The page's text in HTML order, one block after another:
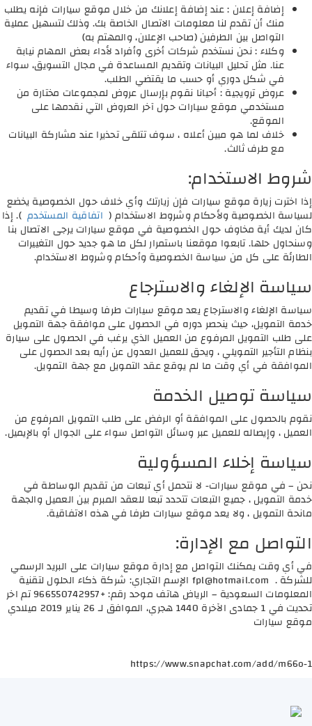
إضافة إعلان : عند إضافة إعلانك من خلال موقع سيارات فإنه يطلب
منك أن تقدم لنا معلومات الاتصال الخاصة بك. وذلك لتسهيل عملية
التواصل بين الطرفين (صاحب الإعلان، والمهتم به)
وكلاء : نحن نستخدم شركات أخرى وأفراد لأداء بعض المهام نيابة
عنا. مثل تحليل البيانات وتقديم المساعدة في مجال التسويق، سواء
في شكل دوري أو حسب ما يقتضي الطلب.
عروض ترويجية : أحيانا نقوم بإرسال عروض لمجموعات مختارة من
مستخدمي موقع سيارات حول آخر العروض التي نقدمها على
الموقع.
خلاف لما هو مبين أعلاه ، سوف تتلقى تحذيرا عند مشاركة البيانات
مع طرف ثالث.
شروط الاستخدام:
إذا اخترت زيارة موقع سيارات فإن زيارتك وأي خلاف حول الخصوصية يخضع
لسياسة الخصوصية ولأحكام وشروط الاستخدام (اتفاقية المستخدم). إذا
كان لديك أية مخاوف حول الخصوصية في موقع سيارات يرجى الاتصال بنا
وسنحاول حلها. تابعوا موقعنا باستمرار لكل ما هو جديد حول التغييرات
الطارئة على كل من سياسة الخصوصية وأحكام وشروط الاستخدام.
سياسة الإلغاء والاسترجاع
سياسة الإلغاء والاسترجاع يعد موقع سيارات طرفا وسيطا في تقديم
خدمة التمويل، حيث ينحصر دوره في الحصول على موافقة جهة التمويل
على طلب التمويل المرفوع من العميل الذي يرغب في الحصول على سيارة
بنظام التأجير التمويلي ، ويحق للعميل العدول عن رأيه بعد الحصول على
الموافقة في أي وقت ما لم يوقع عقد التمويل مع جهة التمويل.
سياسة توصيل الخدمة
نقوم بالحصول على الموافقة أو الرفض على طلب التمويل المرفوع من
العميل ، وإيصاله للعميل عبر وسائل التواصل سواء على الجوال أو بالإيميل.
سياسة إخلاء المسؤولية
نحن – في موقع سيارات- لا نتحمل أي تبعات من تقديم الوساطة في
خدمة التمويل ، جميع التبعات تتحدد تبعا للعقد المبرم بين العميل والجهة
مانحة التمويل ، ولا يعد موقع سيارات طرفا في هذه الاتفاقية.
التواصل مع الإدارة:
في أي وقت يمكنك التواصل مع إدارة موقع سيارات على البريد الرسمي
للشركة . fpl@hotmail.com الإسم التجاري: شركة ذكاء الحلول لتقنية
المعلومات السعودية – الرياض هاتف موحد رقم: +966550742957 تم اخر
تحديت في 1 جمادى الآخرة 1440 هجري، الموافق لـ 26 يناير 2019 ميلادي
موقع سيارات
https://www.snapchat.com/add/m66o-1